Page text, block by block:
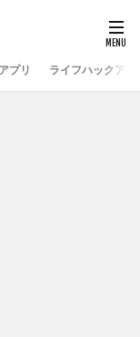
プリ ライフハックアプ